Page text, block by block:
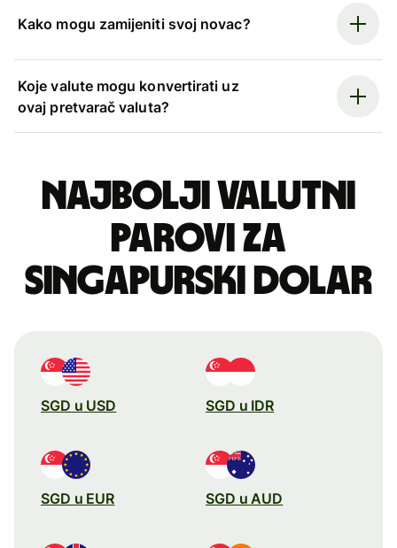
Kako mogu zamijeniti svoj novac?
Koje valute mogu konvertirati uz
ovaj pretvarač valuta?
Najbolji valutni
parovi za
singapurski dolar
SGD u USD SGD u IDR
SGD u EUR SGD u AUD